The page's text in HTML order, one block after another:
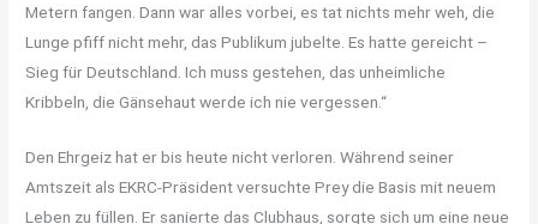
Metern fangen. Dann war alles vorbei, es tat nichts mehr weh, die
Lunge pfiff nicht mehr, das Publikum jubelte. Es hatte gereicht –
Sieg für Deutschland. Ich muss gestehen, das unheimliche
Kribbeln, die Gänsehaut werde ich nie vergessen.“
Den Ehrgeiz hat er bis heute nicht verloren. Während seiner
Amtszeit als EKRC-Präsident versuchte Prey die Basis mit neuem
Leben zu füllen. Er sanierte das Clubhaus, sorgte sich um eine neue